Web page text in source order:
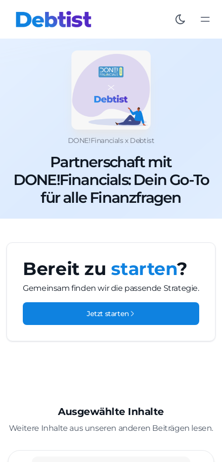
DONE!Financials x Debtist
Partnerschaft mit
DONE!Financials: Dein Go-To
für alle Finanzfragen
Bereit zu starten?
Gemeinsam finden wir die passende Strategie.
Jetzt starten
Ausgewählte Inhalte
Weitere Inhalte aus unseren anderen Beiträgen lesen.